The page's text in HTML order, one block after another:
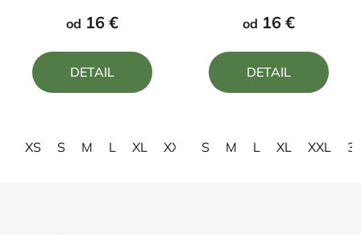
produktu
z
od 16 €
DETAIL
XS S M L XL XXL 3XL
produktu
z
od 16 €
DETAIL
S M L XL XXL